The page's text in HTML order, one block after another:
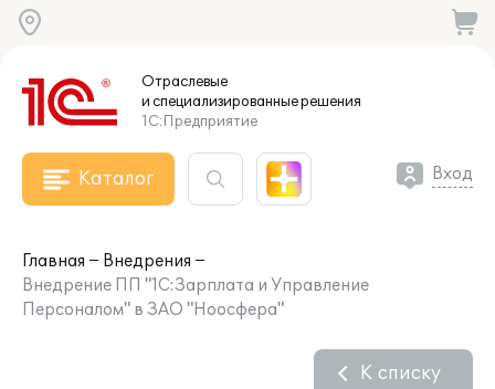
Отраслевые
и специализированныерешения
1С:Предприятие
Каталог Вход
Главная
Внедрения
Внедрение ПП "1С:Зарплата и Управление
Персоналом" в ЗАО "Ноосфера"
К списку